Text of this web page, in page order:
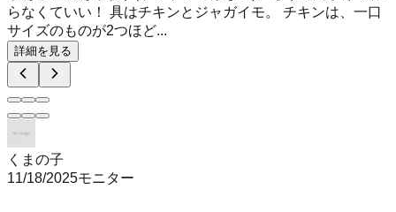
らなくていい！ 具はチキンとジャガイモ。 チキンは、一口
サイズのものが2つほど...
詳細を見る
くまの子
11/18/2025モニター